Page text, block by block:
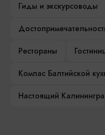
Гиды и экскурсоводы
Рестораны
Компас Балтийской
Настоящий